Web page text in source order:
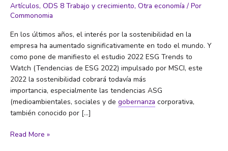
Artículos, ODS 8 Trabajo y crecimiento, Otra economía / Por
Commonomia
En los últimos años, el interés por la sostenibilidad en la
empresa ha aumentado significativamente en todo el mundo. Y
como pone de manifiesto el estudio 2022 ESG Trends to
Watch (Tendencias de ESG 2022) impulsado por MSCI, este
2022 la sostenibilidad cobrará todavía más
importancia, especialmente las tendencias ASG
(medioambientales, sociales y de gobernanza corporativa,
también conocido por […]
El
Read More »